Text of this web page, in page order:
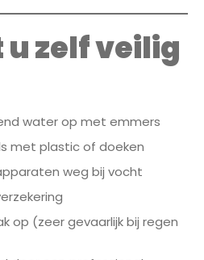
zelf veilig
water op met emmers
met plastic of doeken
weg bij vocht
op (zeer gevaarlijk bij regen